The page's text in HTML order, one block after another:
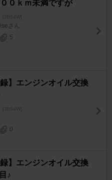
０ｋｍ未満ですが
[JB64W]
さん
5
録】エンジンオイル交換
[JB64W]
0
録】エンジンオイル交換
♪